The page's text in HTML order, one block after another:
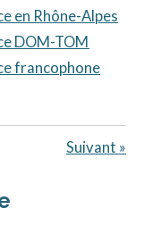
en Rhône-Alpes
DOM-TOM
francophone
Suivant »